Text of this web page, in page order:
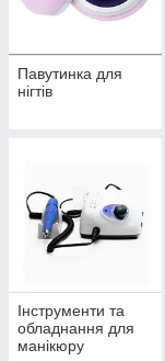
Павутинка для
нігтів
Інструменти та
обладнання для
манікюру